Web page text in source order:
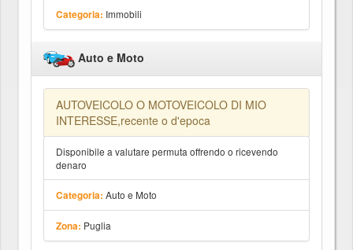
Categoria: Immobili
Auto e Moto
AUTOVEICOLO O MOTOVEICOLO DI MIO
INTERESSE,recente o d'epoca
Disponibile a valutare permuta offrendo o ricevendo
denaro
Categoria: Auto e Moto
Zona: Puglia